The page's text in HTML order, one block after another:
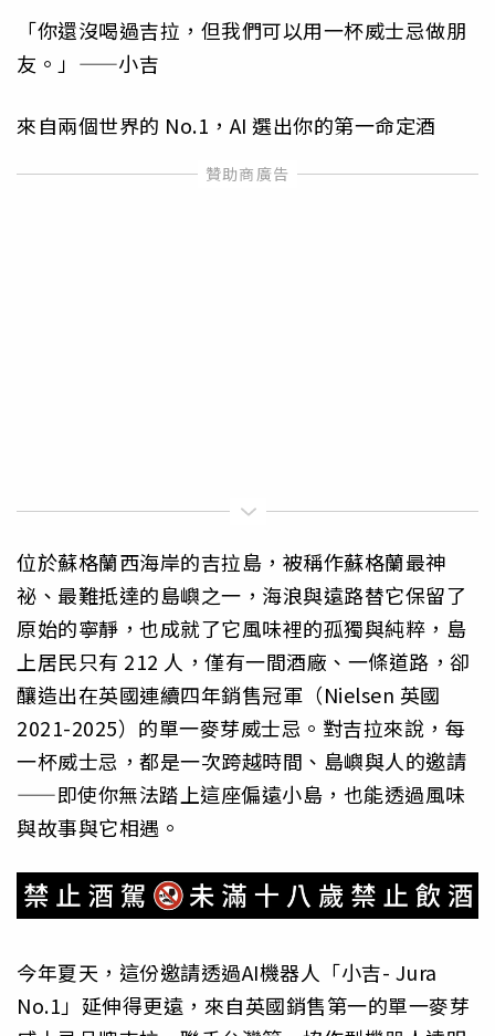
「你還沒喝過吉拉，但我們可以用一杯威士忌做朋
友。」——小吉
來自兩個世界的 No.1，AI 選出你的第一命定酒
位於蘇格蘭西海岸的吉拉島，被稱作蘇格蘭最神
祕、最難抵達的島嶼之一，海浪與遠路替它保留了
原始的寧靜，也成就了它風味裡的孤獨與純粹，島
上居民只有 212 人，僅有一間酒廠、一條道路，卻
釀造出在英國連續四年銷售冠軍（Nielsen 英國
2021-2025）的單一麥芽威士忌。對吉拉來說，每
一杯威士忌，都是一次跨越時間、島嶼與人的邀請
——即使你無法踏上這座偏遠小島，也能透過風味
與故事與它相遇。
今年夏天，這份邀請透過AI機器人「小吉- Jura
No.1」延伸得更遠，來自英國銷售第一的單一麥芽